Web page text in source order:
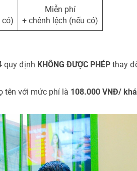
có)
Miễn phí
+ chênh lệch (nếu có)
quy định KHÔNG ĐƯỢC PHÉP thay
tên với mức phí là 108.000 VNĐ/